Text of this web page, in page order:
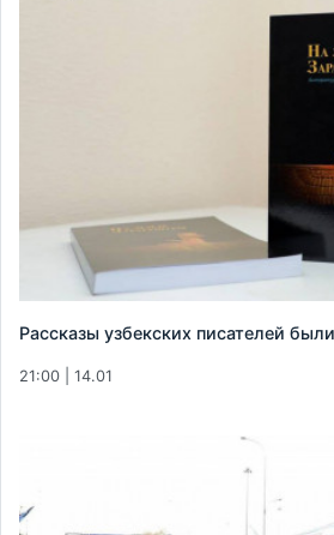
Рассказы узбекских писателей
21:00 | 14.01